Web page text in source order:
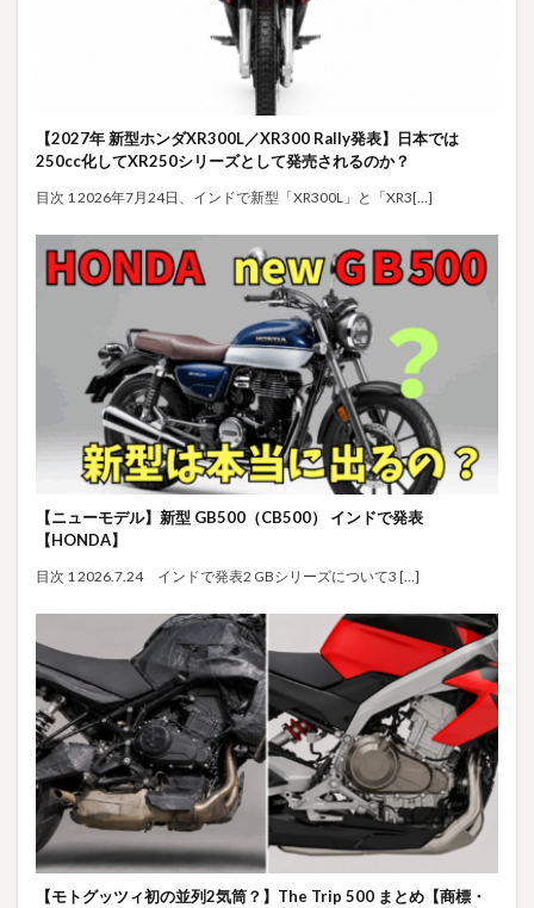
【2027年 新型ホンダXR300L／XR300 Rally発表】日本では
250cc化してXR250シリーズとして発売されるのか？
目次 1 2026年7月24日、インドで新型「XR300L」と「XR3[…]
【ニューモデル】新型 GB500（CB500） インドで発表
【HONDA】
目次 1 2026.7.24 インドで発表2 GBシリーズについて3 […]
【モトグッツィ初の並列2気筒？】The Trip 500 まとめ【商標・